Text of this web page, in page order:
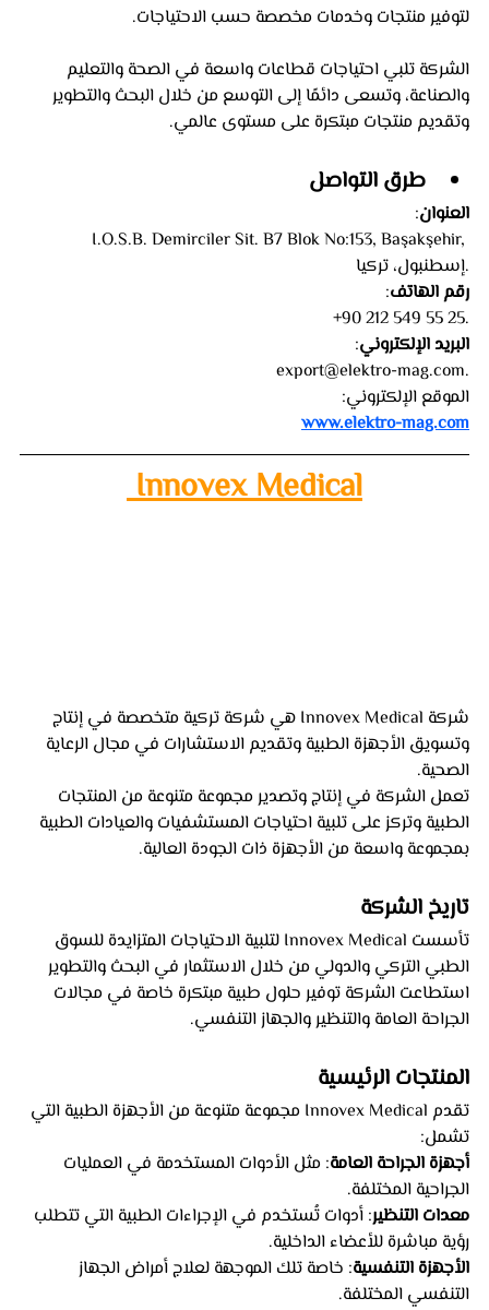
لتوفير منتجات وخدمات مخصصة حسب الاحتياجات.
الشركة تلبي احتياجات قطاعات واسعة في الصحة والتعليم
والصناعة، وتسعى دائمًا إلى التوسع من خلال البحث والتطوير
وتقديم منتجات مبتكرة على مستوى عالمي.
طرق التواصل
العنوان:
إسطنبول، تركيا.
رقم الهاتف:
+90 212 549 55 25.
البريد الإلكتروني:
export@elektro-mag.com.
الموقع الإلكتروني:
www.elektro-mag.com
Innovex Medical
شركة Innovex Medical هي شركة تركية متخصصة في إنتاج
وتسويق الأجهزة الطبية وتقديم الاستشارات في مجال الرعاية
الصحية.
تعمل الشركة في إنتاج وتصدير مجموعة متنوعة من المنتجات
الطبية وتركز على تلبية احتياجات المستشفيات والعيادات الطبية
بمجموعة واسعة من الأجهزة ذات الجودة العالية.
تاريخ الشركة
تأسست Innovex Medical لتلبية الاحتياجات المتزايدة للسوق
الطبي التركي والدولي من خلال الاستثمار في البحث والتطوير
استطاعت الشركة توفير حلول طبية مبتكرة خاصة في مجالات
الجراحة العامة والتنظير والجهاز التنفسي.
المنتجات الرئيسية
تقدم Innovex Medical مجموعة متنوعة من الأجهزة الطبية التي
تشمل:
أجهزة الجراحة العامة: مثل الأدوات المستخدمة في العمليات
الجراحية المختلفة.
معدات التنظير: أدوات تُستخدم في الإجراءات الطبية التي تتطلب
رؤية مباشرة للأعضاء الداخلية.
الأجهزة التنفسية: خاصة تلك الموجهة لعلاج أمراض الجهاز
التنفسي المختلفة.